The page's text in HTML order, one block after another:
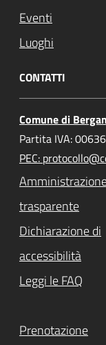
Eventi
Luoghi
CONTATTI
Comune di
Partita IVA:
PEC:
trasparente
Dichiarazione di
accessibilità
Leggi le FAQ
Prenotazione